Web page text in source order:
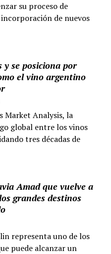
su proceso de
de nuevos
se posiciona por
el vino argentino
Market Analysis, la
global entre los vinos
tres décadas de
Amad que vuelve a
grandes destinos
representa uno de los
puede alcanzar un